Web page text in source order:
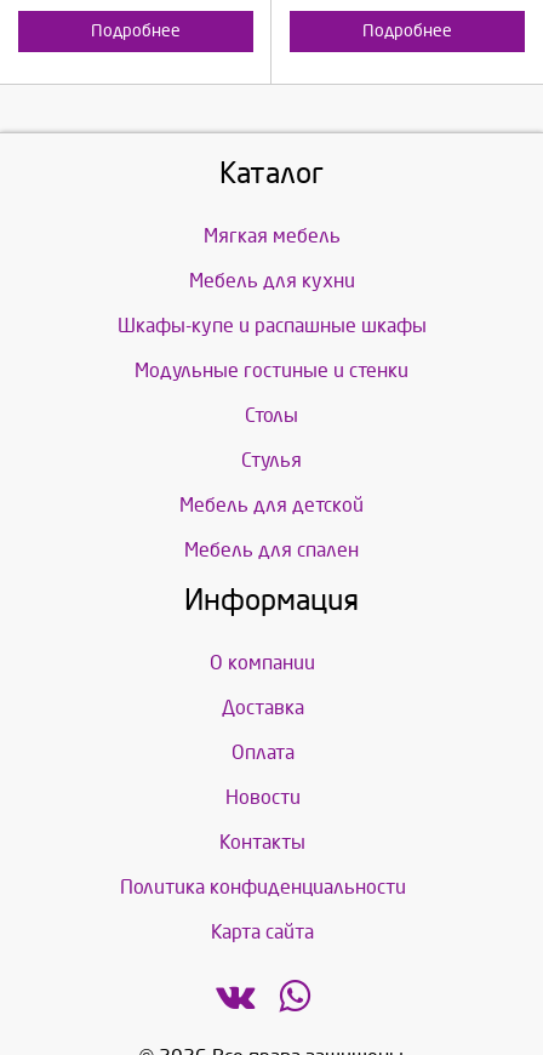
Подробнее Подробнее
Каталог
Мягкая мебель
Мебель для кухни
Шкафы-купе и распашные шкафы
Модульные гостиные и стенки
Столы
Стулья
Мебель для детской
Мебель для спален
Информация
О компании
Доставка
Оплата
Новости
Контакты
Политика конфиденциальности
Карта сайта